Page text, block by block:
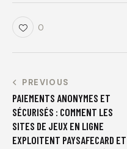
0
PREVIOUS
PAIEMENTS ANONYMES ET
SÉCURISÉS : COMMENT LES
SITES DE JEUX EN LIGNE
EXPLOITENT PAYSAFECARD ET